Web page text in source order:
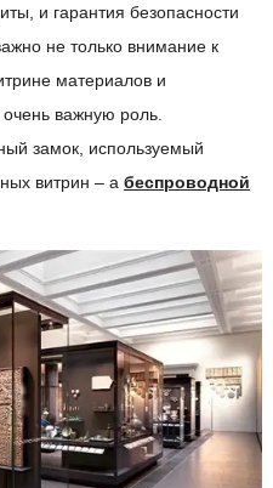
и гарантия безопасности
не только внимание к
материалов и
важную роль.
замок, используемый
витрин – a беспроводной